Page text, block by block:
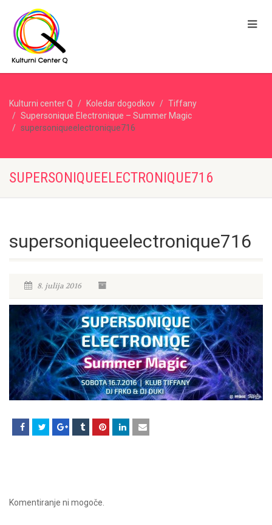
Kulturni center Q Koledar dogodkov
Tiffany
Supersonique Electronique – Summer Magic
supersoniqueelectronique716
SUPERSONIQUEELECTRONIQUE716
supersoniqueelectronique716
8. julija 2016
Komentiranje ni mogoče.